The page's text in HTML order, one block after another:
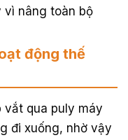
vì nâng toàn bộ
động thế
qua puly máy
đi xuống, nhờ vậy